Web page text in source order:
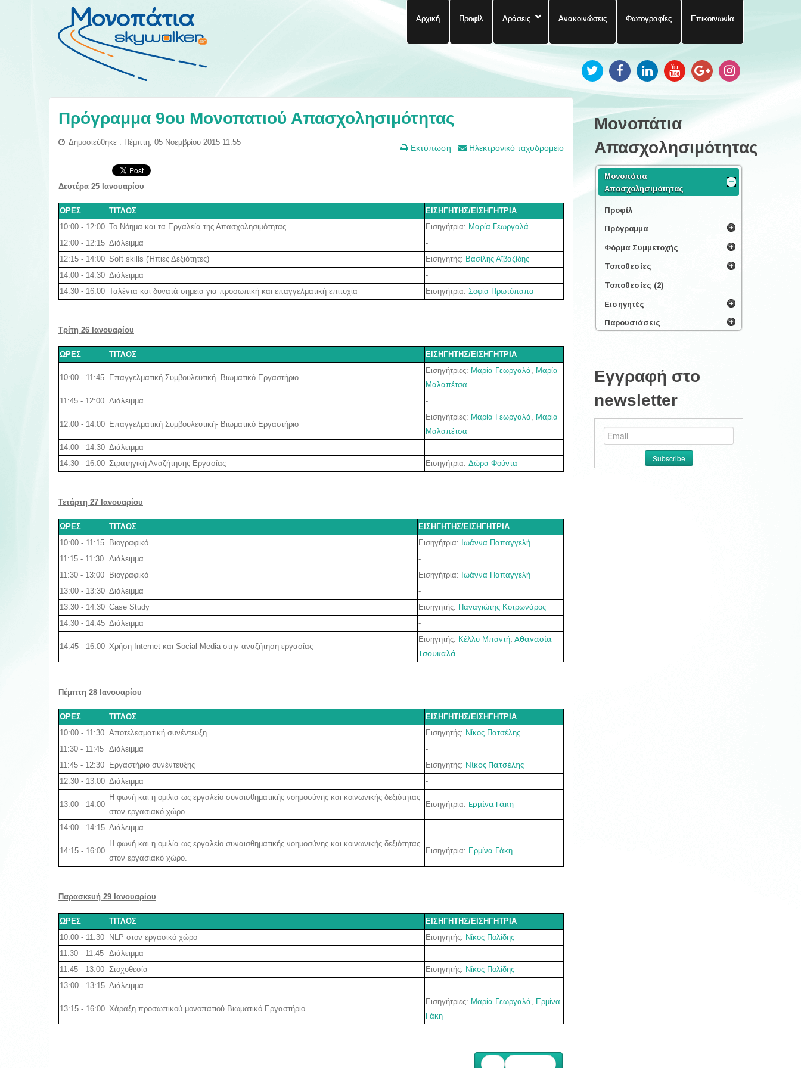
Αρχική Προφίλ Δράσεις Ανακοινώσεις Φωτογραφίες Επικοινωνία
Πρόγραμμα 9ου Μονοπατιού Απασχολησιμότητας
Εκτύπωση Ηλεκτρονικό ταχυδρομείο
Δημοσιεύθηκε : Πέμπτη, 05 Νοεμβρίου 2015 11:55
Δευτέρα 25 Ιανουαρίου
ΩΡΕΣ ΤΙΤΛΟΣ
ΕΙΣΗΓΗΤΗΣ/ΕΙΣΗΓΗΤΡΙΑ
10:00 - 12:00
Το Νόημα και τα Εργαλεία της Απασχολησιμότητας Εισηγήτρια: Μαρία Γεωργαλά
12:00 - 12:15 Διάλειμμα
-
12:15 - 14:00 Soft skills (Ήπιες Δεξιότητες) Εισηγητής: Βασίλης Αϊβαζίδης
14:00 - 14:30 Διάλειμμα
-
14:30 - 16:00
Ταλέντα και δυνατά σημεία για προσωπική και επαγγελματική επιτυχία Εισηγήτρια: Σοφία Πρωτόπαπα
Τρίτη 26 Ιανουαρίου
ΩΡΕΣ ΤΙΤΛΟΣ ΕΙΣΗΓΗΤΗΣ/ΕΙΣΗΓΗΤΡΙΑ
10:00 - 11:45 Επαγγελματική Συμβουλευτική- Βιωματικό Εργαστήριο
Εισηγήτριες: Μαρία Γεωργαλά, Μαρία
Μαλαπέτσα
11:45 - 12:00 Διάλειμμα -
12:00 - 14:00 Επαγγελματική Συμβουλευτική- Βιωματικό Εργαστήριο
Εισηγήτριες: Μαρία Γεωργαλά, Μαρία
Μαλαπέτσα
14:00 - 14:30 Διάλειμμα
-
14:30 - 16:00 Στρατηγική Αναζήτησης Εργασίας Εισηγήτρια: Δώρα Φούντα
Τετάρτη 27 Ιανουαρίου
ΩΡΕΣ ΤΙΤΛΟΣ
ΕΙΣΗΓΗΤΗΣ/ΕΙΣΗΓΗΤΡΙΑ
10:00 - 11:15
Βιογραφικό Εισηγήτρια: Ιωάννα Παπαγγελή
11:15 - 11:30 Διάλειμμα
-
11:30 - 13:00
Βιογραφικό Εισηγήτρια: Ιωάννα Παπαγγελή
13:00 - 13:30 Διάλειμμα
-
13:30 - 14:30 Case Study Εισηγητής: Παναγιώτης Κοτρωνάρος
14:30 - 14:45 Διάλειμμα -
14:45 - 16:00 Χρήση Internet και Social Media στην αναζήτηση εργασίας
Εισηγητής: Κέλλυ Μπαντή, Αθανασία
Τσουκαλά
Πέμπτη 28 Ιανουαρίου
ΩΡΕΣ ΤΙΤΛΟΣ
ΕΙΣΗΓΗΤΗΣ/ΕΙΣΗΓΗΤΡΙΑ
10:00 - 11:30 Αποτελεσματική συνέντευξη Εισηγητής: Νίκος Πατσέλης
11:30 - 11:45 Διάλειμμα
-
11:45 - 12:30
Εργαστήριο συνέντευξης Εισηγητής: Νίκος Πατσέλης
12:30 - 13:00 Διάλειμμα -
13:00 - 14:00
Η φωνή και η ομιλία ως εργαλείο συναισθηματικής νοημοσύνης και κοινωνικής δεξιότητας
στον εργασιακό χώρο.
Εισηγήτρια: Ερμίνα Γάκη
14:00 - 14:15 Διάλειμμα -
14:15 - 16:00
Η φωνή και η ομιλία ως εργαλείο συναισθηματικής νοημοσύνης και κοινωνικής δεξιότητας
στον εργασιακό χώρο.
Εισηγήτρια: Ερμίνα Γάκη
Παρασκευή 29 Ιανουαρίου
ΩΡΕΣ ΤΙΤΛΟΣ
ΕΙΣΗΓΗΤΗΣ/ΕΙΣΗΓΗΤΡΙΑ
10:00 - 11:30
NLP στον εργασικό χώρο Εισηγητής: Νίκος Πολίδης
11:30 - 11:45 Διάλειμμα
-
11:45 - 13:00 Στοχοθεσία Εισηγητής: Νίκος Πολίδης
13:00 - 13:15 Διάλειμμα -
13:15 - 16:00 Χάραξη προσωπικού μονοπατιού Βιωματικό Εργαστήριο
Εισηγήτριες: Μαρία Γεωργαλά, Ερμίνα
Γάκη
Μονοπάτια
Απασχολησιμότητας
Μονοπάτια
Απασχολησιμότητας
Προφίλ
Πρόγραμμα
Φόρμα Συμμετοχής
Τοποθεσίες
Τοποθεσίες (2)
Εισηγητές
Παρουσιάσεις
Εγγραφή στο
newsletter